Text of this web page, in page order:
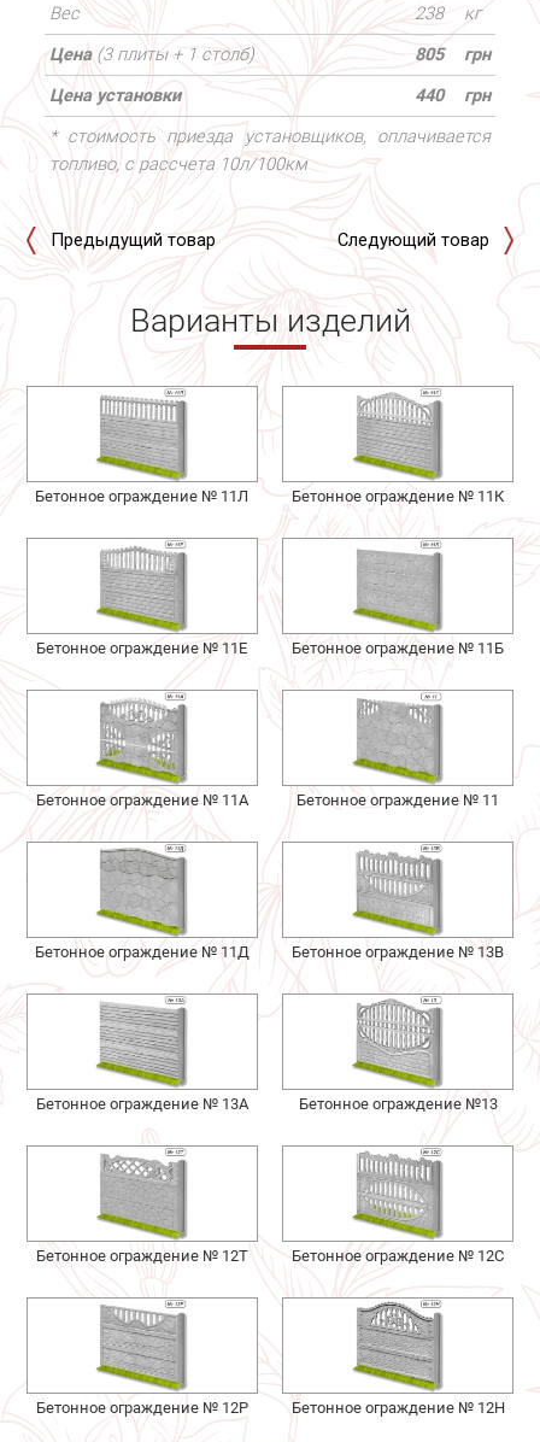
Вес
238
кг
Цена (3 плиты + 1 столб) 805
грн
Цена установки
440
грн
* стоимость приезда установщиков, оплачивается
топливо, с рассчета 10л/100км
Предыдущий товар Следующий товар
Варианты изделий
Бетонное ограждение № 11Л Бетонное ограждение № 11К
Бетонное ограждение № 11Е Бетонное ограждение № 11Б
Бетонное ограждение № 11А Бетонное ограждение № 11
Бетонное ограждение № 11Д Бетонное ограждение № 13В
Бетонное ограждение № 13А Бетонное ограждение №13
Бетонное ограждение № 12Т Бетонное ограждение № 12С
Бетонное ограждение № 12Р Бетонное ограждение № 12Н